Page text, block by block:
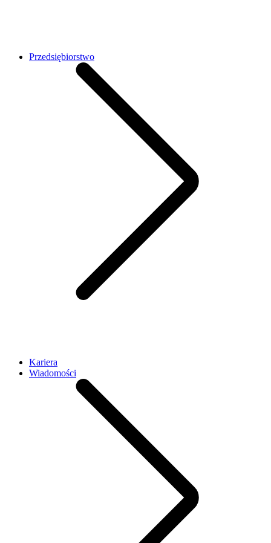
Przedsiębiorstwo
Kariera
Wiadomości